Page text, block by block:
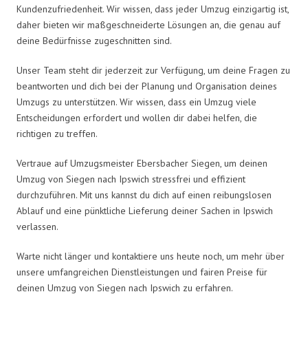
Kundenzufriedenheit. Wir wissen, dass jeder Umzug einzigartig ist,
daher bieten wir maßgeschneiderte Lösungen an, die genau auf
deine Bedürfnisse zugeschnitten sind.
Unser Team steht dir jederzeit zur Verfügung, um deine Fragen zu
beantworten und dich bei der Planung und Organisation deines
Umzugs zu unterstützen. Wir wissen, dass ein Umzug viele
Entscheidungen erfordert und wollen dir dabei helfen, die
richtigen zu treffen.
Vertraue auf Umzugsmeister Ebersbacher Siegen, um deinen
Umzug von Siegen nach Ipswich stressfrei und effizient
durchzuführen. Mit uns kannst du dich auf einen reibungslosen
Ablauf und eine pünktliche Lieferung deiner Sachen in Ipswich
verlassen.
Warte nicht länger und kontaktiere uns heute noch, um mehr über
unsere umfangreichen Dienstleistungen und fairen Preise für
deinen Umzug von Siegen nach Ipswich zu erfahren.